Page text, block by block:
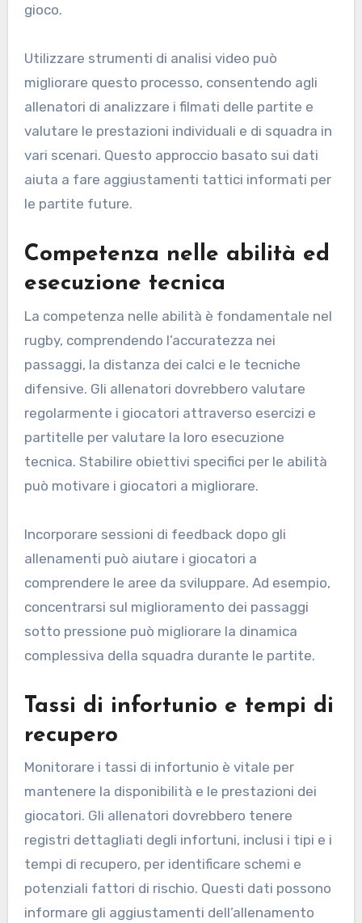
gioco.
Utilizzare strumenti di analisi video può
migliorare questo processo, consentendo agli
allenatori di analizzare i filmati delle partite e
valutare le prestazioni individuali e di squadra in
vari scenari. Questo approccio basato sui dati
aiuta a fare aggiustamenti tattici informati per
le partite future.
Competenza nelle abilità ed
esecuzione tecnica
La competenza nelle abilità è fondamentale nel
rugby, comprendendo l’accuratezza nei
passaggi, la distanza dei calci e le tecniche
difensive. Gli allenatori dovrebbero valutare
regolarmente i giocatori attraverso esercizi e
partitelle per valutare la loro esecuzione
tecnica. Stabilire obiettivi specifici per le abilità
può motivare i giocatori a migliorare.
Incorporare sessioni di feedback dopo gli
allenamenti può aiutare i giocatori a
comprendere le aree da sviluppare. Ad esempio,
concentrarsi sul miglioramento dei passaggi
sotto pressione può migliorare la dinamica
complessiva della squadra durante le partite.
Tassi di infortunio e tempi di
recupero
Monitorare i tassi di infortunio è vitale per
mantenere la disponibilità e le prestazioni dei
giocatori. Gli allenatori dovrebbero tenere
registri dettagliati degli infortuni, inclusi i tipi e i
tempi di recupero, per identificare schemi e
potenziali fattori di rischio. Questi dati possono
informare gli aggiustamenti dell’allenamento